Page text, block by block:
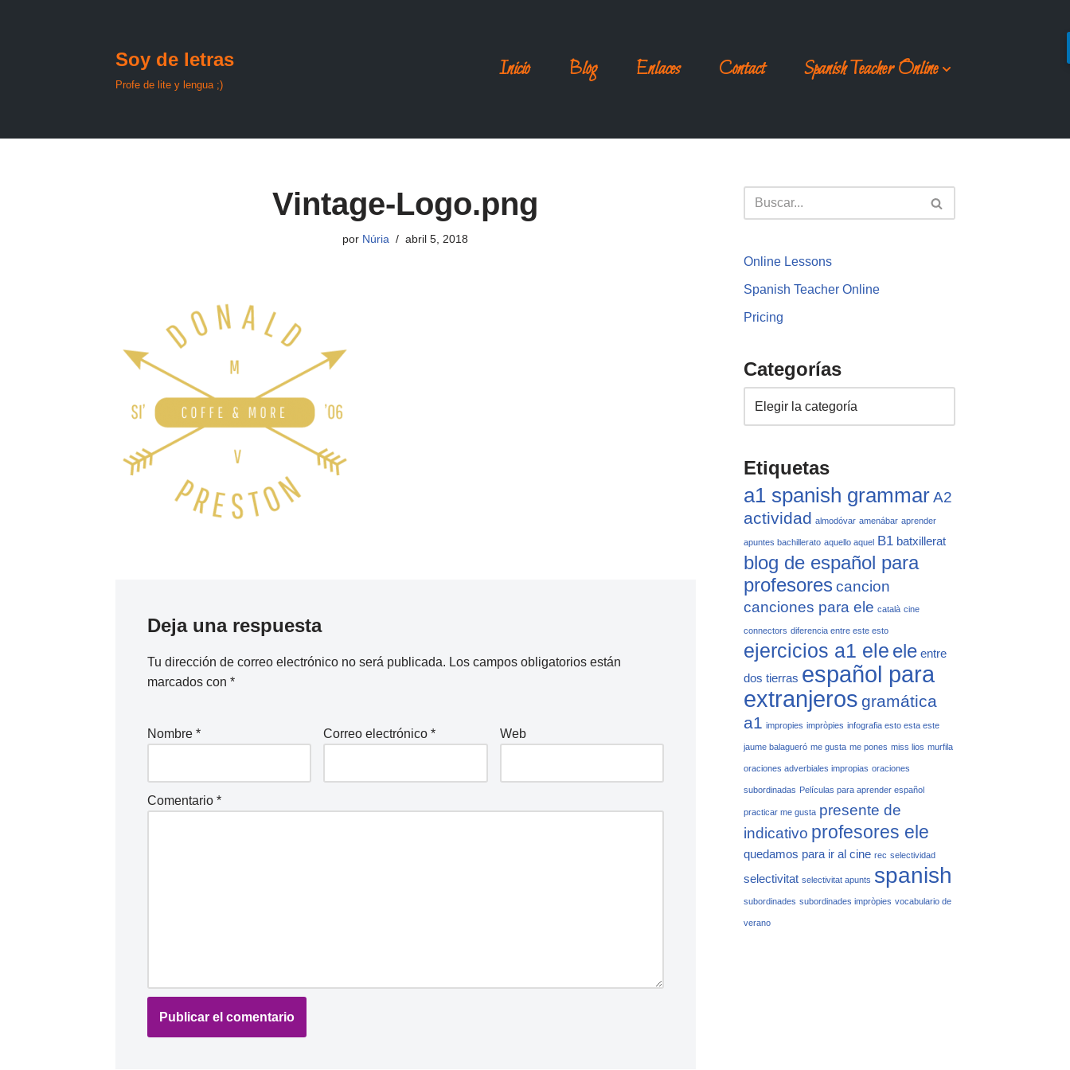
Soy de letras
Profe de lite y lengua ;)
Inicio Blog Enlaces Contact Spanish Teacher Online
Vintage-Logo.png
por Núria abril 5, 2018
Deja una respuesta
Tu dirección de correo electrónico no será publicada. Los campos obligatorios están
marcados con *
Nombre * Correo electrónico * Web
Comentario *
Online Lessons
Spanish Teacher Online
Pricing
Categorías
Etiquetas
a1 spanish grammarA2
actividad almodóvar amenábar aprender
apuntes bachillerato aquello aquel B1 batxillerat
blog de español para
profesores cancion
canciones para ele català cine
connectors diferencia entre este esto
ejercicios a1 ele ele entre
dos tierras español para
extranjeros gramática
a1 impropies impròpies infografia esto esta este
jaume balagueró me gusta me pones miss lios murfila
oraciones adverbiales impropias oraciones
subordinadas Películas para aprender español
practicar me gusta presente de
indicativo profesores ele
quedamos para ir al cine rec selectividad
selectivitat selectivitat apunts spanish
subordinades subordinades impròpies vocabulario de
verano